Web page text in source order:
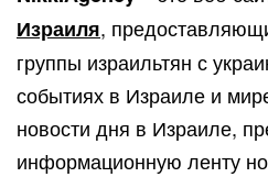
Израиля,
группы израильтян с
событиях в Израиле и
новости дня в Израиле,
информационную ленту